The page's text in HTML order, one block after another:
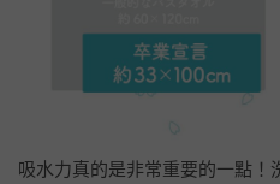
吸水力真的是非常重要的一點！